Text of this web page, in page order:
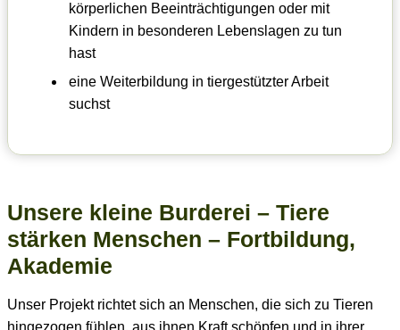
körperlichen Beeinträchtigungen oder mit
Kindern in besonderen Lebenslagen zu tun
hast
eine Weiterbildung in tiergestützter Arbeit
suchst
Unsere kleine Burderei – Tiere
stärken Menschen – Fortbildung,
Akademie
Unser Projekt richtet sich an Menschen, die sich zu Tieren